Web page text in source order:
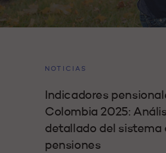
NOTICIAS
Indicadores
Colombia 2025:
detallado del sistema
pensiones